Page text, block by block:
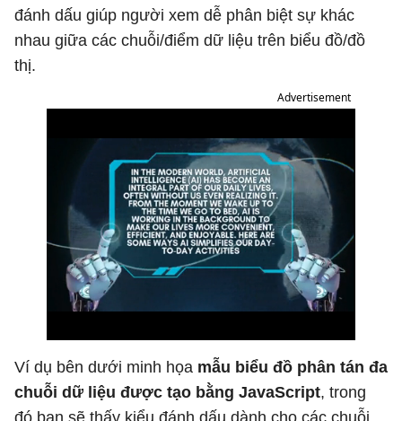
đánh dấu giúp người xem dễ phân biệt sự khác
nhau giữa các chuỗi/điểm dữ liệu trên biểu đồ/đồ
thị.
Advertisement
Ví dụ bên dưới minh họa mẫu biểu đồ phân tán đa
chuỗi dữ liệu được tạo bằng JavaScript, trong
đó bạn sẽ thấy kiểu đánh dấu dành cho các chuỗi